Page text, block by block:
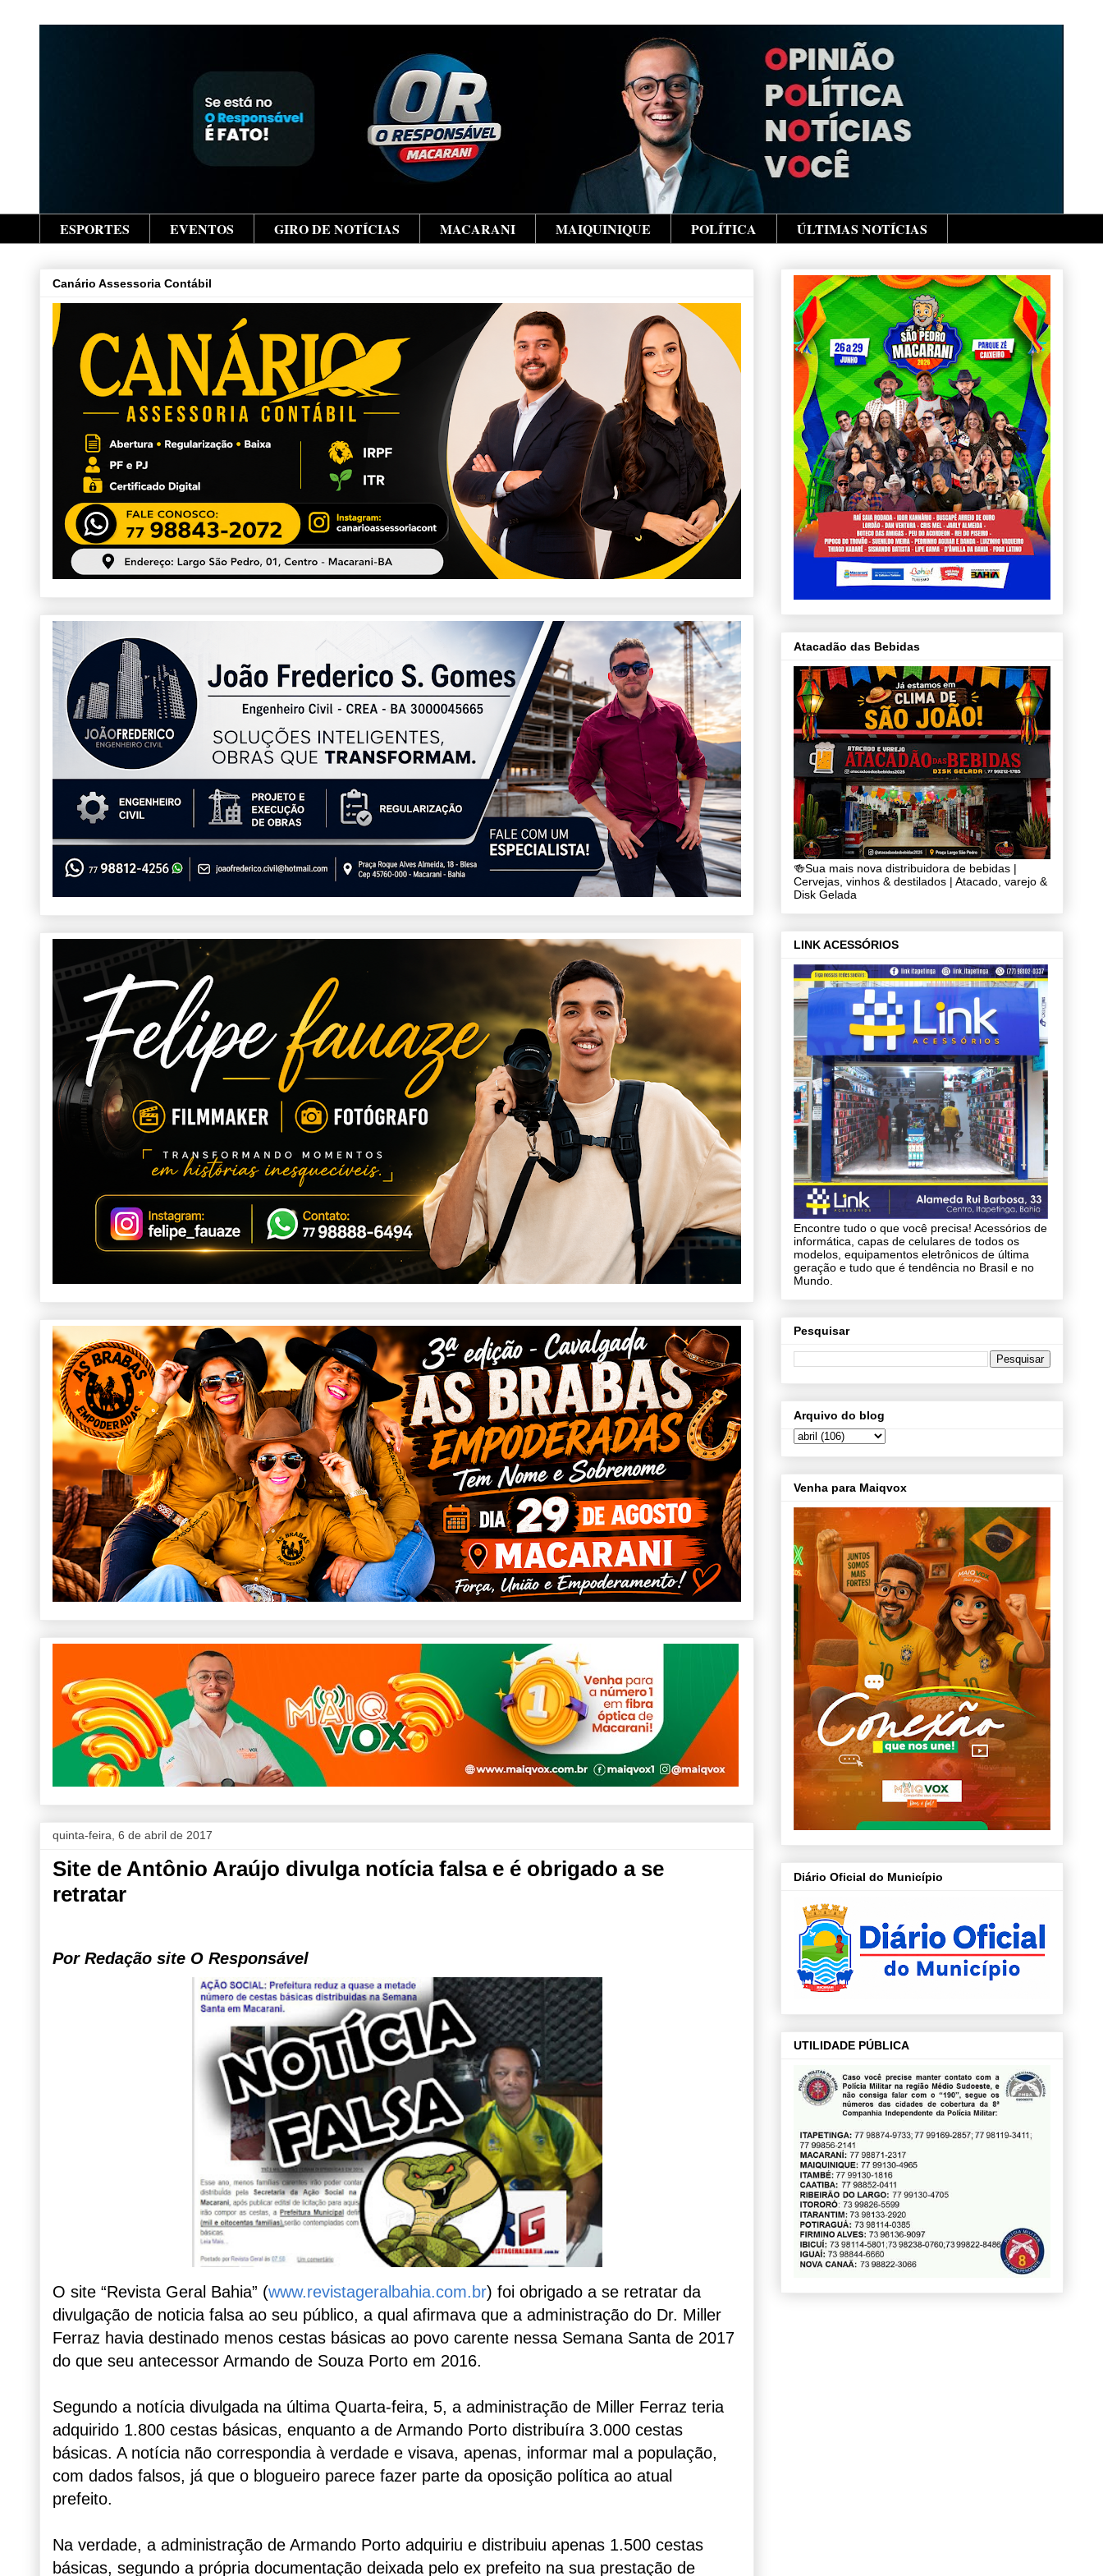
ESPORTES EVENTOS GIRO DE NOTÍCIAS MACARANI MAIQUINIQUE POLÍTICA ÚLTIMAS NOTÍCIAS
Canário Assessoria Contábil
quinta-feira, 6 de abril de 2017
Site de Antônio Araújo divulga notícia falsa e é obrigado a se
retratar
Por Redação site O Responsável
O site “Revista Geral Bahia” (www.revistageralbahia.com.br) foi obrigado a se retratar da
divulgação de noticia falsa ao seu público, a qual afirmava que a administração do Dr. Miller
Ferraz havia destinado menos cestas básicas ao povo carente nessa Semana Santa de 2017
do que seu antecessor Armando de Souza Porto em 2016.
Segundo a notícia divulgada na última Quarta-feira, 5, a administração de Miller Ferraz teria
adquirido 1.800 cestas básicas, enquanto a de Armando Porto distribuíra 3.000 cestas
básicas. A notícia não correspondia à verdade e visava, apenas, informar mal a população,
com dados falsos, já que o blogueiro parece fazer parte da oposição política ao atual
prefeito.
Na verdade, a administração de Armando Porto adquiriu e distribuiu apenas 1.500 cestas
básicas, segundo a própria documentação deixada pelo ex prefeito na sua prestação de
Atacadão das Bebidas
🍻Sua mais nova distribuidora de bebidas |
Cervejas, vinhos & destilados | Atacado, varejo &
Disk Gelada
LINK ACESSÓRIOS
Encontre tudo o que você precisa! Acessórios de
informática, capas de celulares de todos os
modelos, equipamentos eletrônicos de última
geração e tudo que é tendência no Brasil e no
Mundo.
Pesquisar
Arquivo do blog
Venha para Maiqvox
Diário Oficial do Município
UTILIDADE PÚBLICA